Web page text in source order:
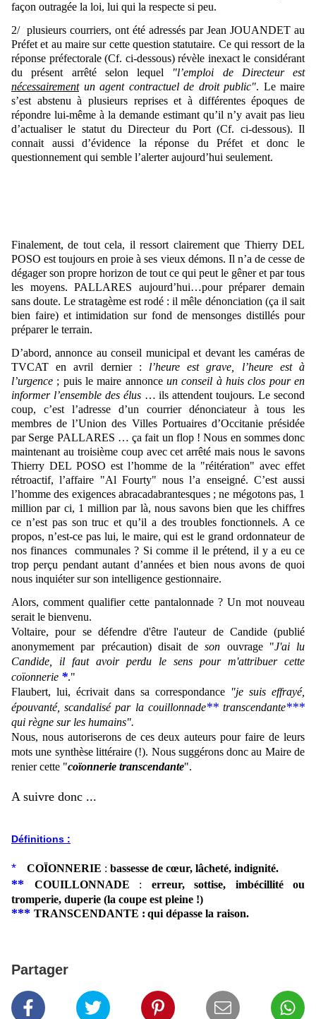
façon outragée la loi, lui qui la respecte si peu.
2/ plusieurs courriers, ont été adressés par Jean JOUANDET au
Préfet et au maire sur cette question statutaire. Ce qui ressort de la
réponse préfectorale (Cf. ci-dessous) révèle inexact le considérant
du présent arrêté selon lequel
"l’emploi de Directeur est
nécessairementun agent contractuel de droit public". Le maire
s’est abstenu à plusieurs reprises et à différentes époques de
répondre lui-même à la demande estimant qu’il n’y avait pas lieu
d’actualiser le statut du Directeur du Port (Cf. ci-dessous). Il
connait aussi d’évidence la réponse du Préfet et donc le
questionnement qui semble l’alerter aujourd’hui seulement.
Finalement, de tout cela, il ressort clairement que Thierry DEL
POSO est toujours en proie à ses vieux démons. Il n’a de cesse de
dégager son propre horizon de tout ce qui peut le gêner et par tous
les moyens. PALLARES aujourd’hui…pour préparer demain
sans doute. Le stratagème est rodé : il mêle dénonciation (ça il sait
bien faire) et intimidation sur fond de mensonges distillés pour
préparer le terrain.
D’abord, annonce au conseil municipal et devant les caméras de
TVCAT en avril dernier : l’heure est grave, l’heure est à
l’urgence ; puis le maire annonceun conseil à huis clos pour en
informer l’ensemble des élus… ils attendent toujours. Le second
coup, c’est l’adresse d’un courrier dénonciateur à tous les
membres de l’Union des Villes Portuaires d’Occitanie présidée
par Serge PALLARES … ça fait un flop ! Nous en sommes donc
maintenant au troisième coup avec cet arrêté mais nous le savons
Thierry DEL POSO est l’homme de la "réitération" avec effet
rétroactif, l’affaire "Al Fourty" nous l’a enseigné. C’est aussi
l’homme des exigences abracadabrantesques ; ne mégotons pas, 1
million par ci, 1 million par là, nous savons bien que les chiffres
ce n’est pas son truc et qu’il a des troubles fonctionnels. A ce
propos, n’est-ce pas lui, le maire, qui est le grand ordonnateur de
nos finances communales ? Si comme il le prétend, il y a eu ce
trop perçu pendant autant d’années et bien nous avons de quoi
nous inquiéter sur son intelligence gestionnaire.
Alors, comment qualifier cette pantalonnade ? Un mot nouveau
serait le bienvenu.
Voltaire, pour se défendre d'être l'auteur de Candide (publié
anonymement par précaution) disait deson ouvrage "J'ai lu
Candide, il faut avoir perdu le sens pour m'attribuer cette
coïonnerie *."
Flaubert, lui, écrivait dans sa correspondance "je suis effrayé,
épouvanté, scandalisé par la couillonnade** transcendante***
qui règne sur les humains".
Nous, nous autoriserons de ces deux auteurs pour faire de leurs
mots une synthèse littéraire (!). Nous suggérons donc au Maire de
renier cette "coïonnerie transcendante".
A suivre donc ...
Définitions :
* COÏONNERIE : bassesse de cœur, lâcheté, indignité.
** COUILLONNADE : erreur, sottise, imbécillité ou
tromperie, duperie (la coupe est pleine !)
*** TRANSCENDANTE : qui dépasse la raison.
Partager